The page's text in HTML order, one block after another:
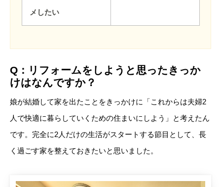
メしたい
Q：リフォームをしようと思ったきっか
けはなんですか？
娘が結婚して家を出たことをきっかけに「これからは夫婦2
人で快適に暮らしていくための住まいにしよう」と考えたん
です。完全に2人だけの生活がスタートする節目として、長
く過ごす家を整えておきたいと思いました。